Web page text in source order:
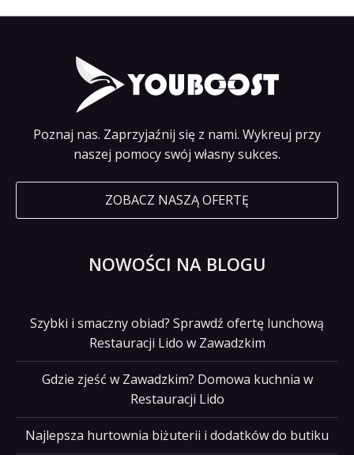
Poznaj nas. Zaprzyjaźnij się z nami. Wykreuj przy
naszej pomocy swój własny sukces.
ZOBACZ NASZĄ OFERTĘ
NOWOŚCI NA BLOGU
Szybki i smaczny obiad? Sprawdź ofertę lunchową
Restauracji Lido w Zawadzkim
Gdzie zjeść w Zawadzkim? Domowa kuchnia w
Restauracji Lido
Najlepsza hurtownia biżuterii i dodatków do butiku